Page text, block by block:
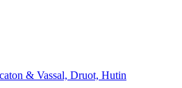
& Vassal, Druot, Hutin